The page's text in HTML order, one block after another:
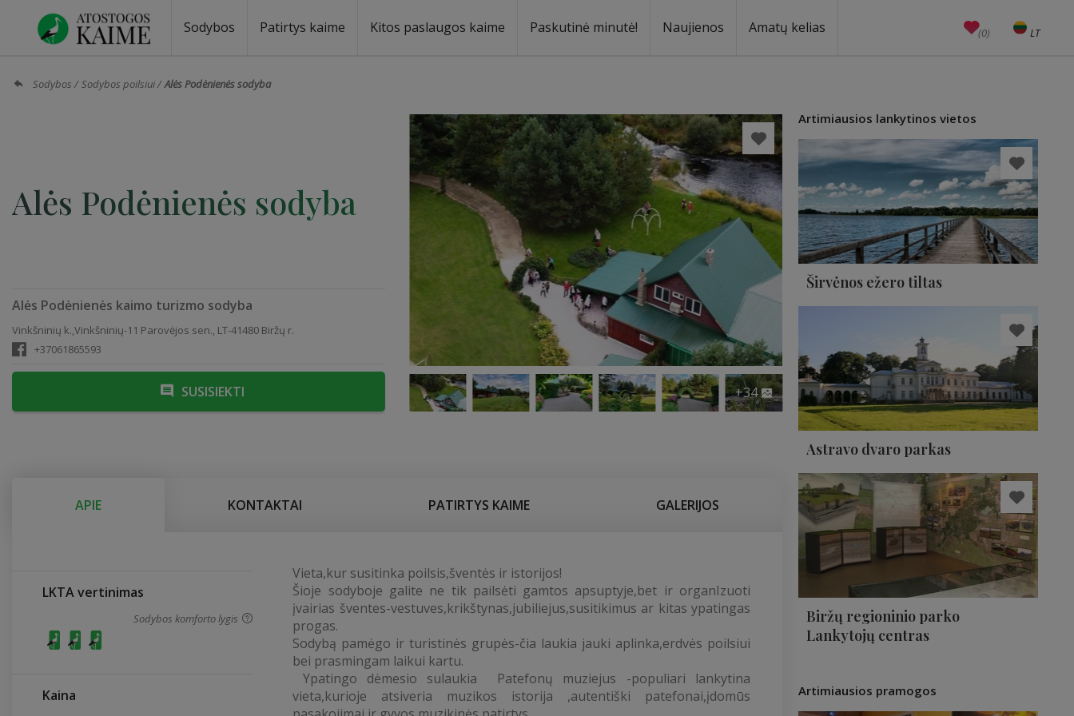
Sodybos Patirtys kaime Kitos paslaugos kaime Paskutinė minutė! Naujienos Amatų kelias (0) LT
EN
Sodybos Sodybos poilsiui Alės Podėnienės sodyba
Alės Podėnienės sodyba
Alės Podėnienės kaimo turizmo sodyba
Vinkšninių k.,Vinkšninių-11 Parovėjos sen., LT-41480 Biržų r.
+37061865593
SUSISIEKTI +34
APIE KONTAKTAI PATIRTYS KAIME GALERIJOS
LKTA vertinimas
Sodybos komforto lygis
Kaina
Vieta,kur susitinka poilsis,šventės ir istorijos!
Šioje sodyboje galite ne tik pailsėti gamtos apsuptyje,bet ir organIzuoti
įvairias šventes-vestuves,krikštynas,jubiliejus,susitikimus ar kitas ypatingas
progas.
Sodybą pamėgo ir turistinės grupės-čia laukia jauki aplinka,erdvės poilsiui
bei prasmingam laikui kartu.
Ypatingo dėmesio sulaukia Patefonų muziejus -populiari lankytina
vieta,kurioje atsiveria muzikos istorija ,autentiški patefonai,įdomūs
Artimiausios lankytinos vietos
Širvėnos ežero tiltas
Astravo dvaro parkas
Biržų regioninio parko
Lankytojų centras
Artimiausios pramogos